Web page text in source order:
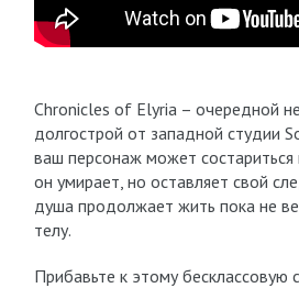
Chronicles of Elyria – очередной
долгострой от западной студии
ваш персонаж может состариться
он умирает, но оставляет свой
душа продолжает жить пока не
телу.
Прибавьте к этому бесклассовую